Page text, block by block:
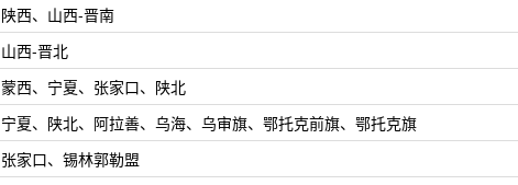
陕西、山西-晋南
山西-晋北
蒙西、宁夏、张家口、陕北
宁夏、陕北、阿拉善、乌海、乌审旗、鄂托克前旗、鄂托克旗
张家口、锡林郭勒盟